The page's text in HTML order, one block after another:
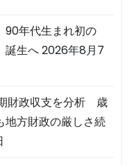
90年代生まれ初の
誕生へ2026年8月7
財政収支を分析 歳
地方財政の厳しさ続